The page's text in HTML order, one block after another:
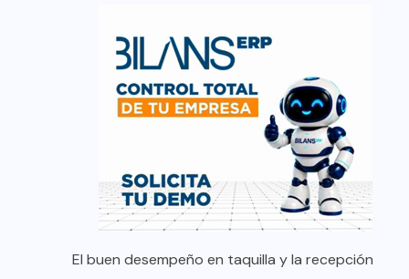
El buen desempeño en taquilla y la recepción